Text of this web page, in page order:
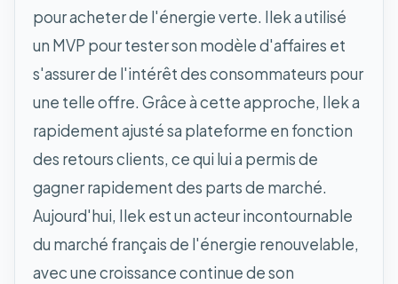
pour acheter de l'énergie verte. Ilek a utilisé
un MVP pour tester son modèle d'affaires et
s'assurer de l'intérêt des consommateurs pour
une telle offre. Grâce à cette approche, Ilek a
rapidement ajusté sa plateforme en fonction
des retours clients, ce qui lui a permis de
gagner rapidement des parts de marché.
Aujourd'hui, Ilek est un acteur incontournable
du marché français de l'énergie renouvelable,
avec une croissance continue de son